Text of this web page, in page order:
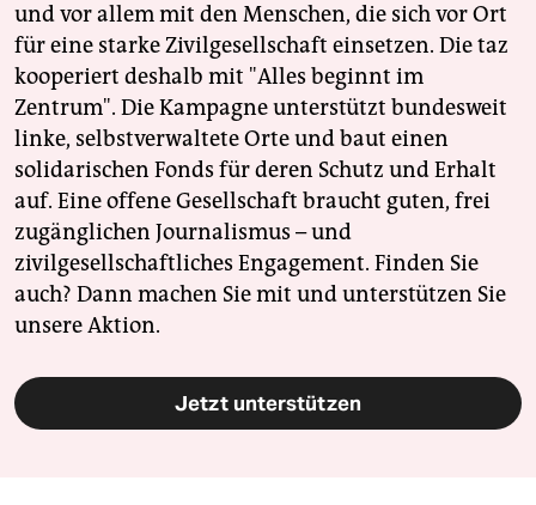
und vor allem mit den Menschen, die sich vor Ort
für eine starke Zivilgesellschaft einsetzen. Die taz
kooperiert deshalb mit "Alles beginnt im
Zentrum". Die Kampagne unterstützt bundesweit
linke, selbstverwaltete Orte und baut einen
solidarischen Fonds für deren Schutz und Erhalt
auf. Eine offene Gesellschaft braucht guten, frei
zugänglichen Journalismus – und
zivilgesellschaftliches Engagement. Finden Sie
auch? Dann machen Sie mit und unterstützen Sie
unsere Aktion.
Jetzt unterstützen